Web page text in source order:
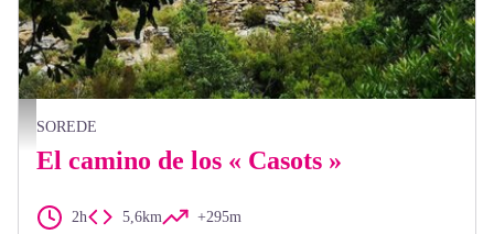
OTI
SOREDE
El camino de los « Casots »
2h 5,6km +295m